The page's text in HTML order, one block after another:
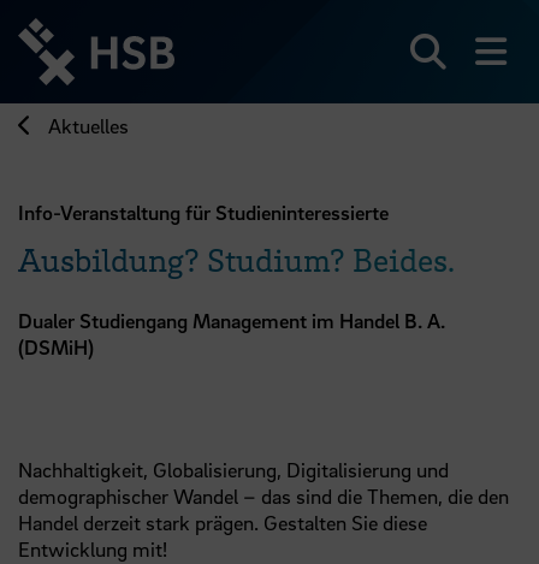
zum
Seiteninhalt
springen
Aktuelles
Info-Veranstaltung für Studieninteressierte
Ausbildung? Studium? Beides.
Dualer Studiengang Management im Handel B. A.
(DSMiH)
Nachhaltigkeit, Globalisierung, Digitalisierung und
demographischer Wandel – das sind die Themen, die den
Handel derzeit stark prägen. Gestalten Sie diese
Entwicklung mit!